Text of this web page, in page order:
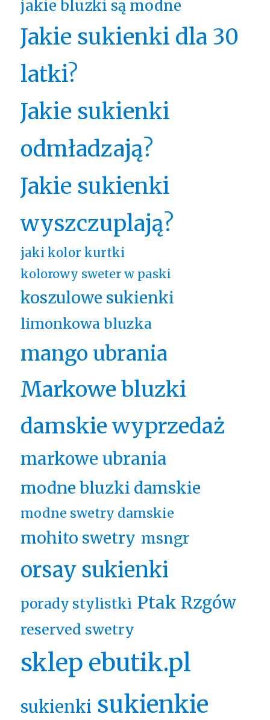
jakie bluzki są modne
Jakie sukienki dla 30
latki?
Jakie sukienki
odmładzają?
Jakie sukienki
wyszczuplają?
jaki kolor kurtki
kolorowy sweter w paski
koszulowe sukienki
limonkowa bluzka
mango ubrania
Markowe bluzki
damskie wyprzedaż
markowe ubrania
modne bluzki damskie
modne swetry damskie
mohito swetry msngr
orsay sukienki
porady stylistki Ptak Rzgów
reserved swetry
sklep ebutik.pl
sukienki sukienkie